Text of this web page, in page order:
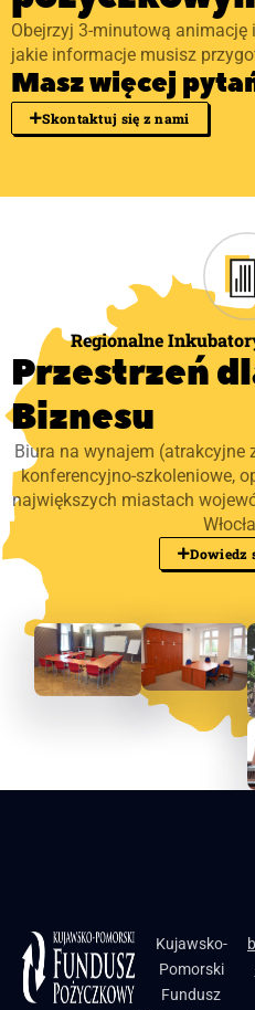
Obejrzyj 3-minutową
jakie informacje musisz
Masz więcej
Skontaktuj się z nami
Regionalne
Przestrzeń
Biznesu
Biura na wynajem (atrakcyjne
konferencyjno-szkoleniowe,
największych miastach
Dowiedz
Kujawsko-
Pomorski
Fundusz